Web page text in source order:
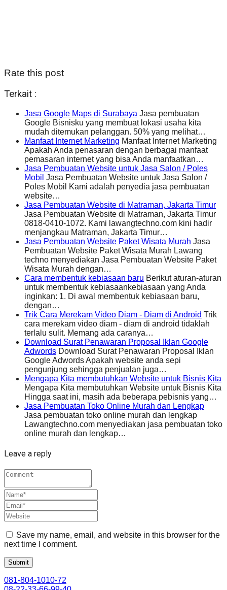
Rate this post
Terkait :
Jasa Google Maps di Surabaya Jasa pembuatan
Google Bisnisku yang membuat lokasi usaha kita
mudah ditemukan pelanggan. 50% yang melihat…
Manfaat Internet Marketing Manfaat Internet Marketing
Apakah Anda penasaran dengan berbagai manfaat
pemasaran internet yang bisa Anda manfaatkan…
Jasa Pembuatan Website untuk Jasa Salon / Poles
Mobil Jasa Pembuatan Website untuk Jasa Salon /
Poles Mobil Kami adalah penyedia jasa pembuatan
website…
Jasa Pembuatan Website di Matraman, Jakarta Timur
Jasa Pembuatan Website di Matraman, Jakarta Timur
0818-0410-1072. Kami lawangtechno.com kini hadir
menjangkau Matraman, Jakarta Timur…
Jasa Pembuatan Website Paket Wisata Murah Jasa
Pembuatan Website Paket Wisata Murah Lawang
techno menyediakan Jasa Pembuatan Website Paket
Wisata Murah dengan…
Cara membentuk kebiasaan baru Berikut aturan-aturan
untuk membentuk kebiasaankebiasaan yang Anda
inginkan: 1. Di awal membentuk kebiasaan baru,
dengan…
Trik Cara Merekam Video Diam - Diam di Android Trik
cara merekam video diam - diam di android tidaklah
terlalu sulit. Memang ada caranya…
Download Surat Penawaran Proposal Iklan Google
Adwords Download Surat Penawaran Proposal Iklan
Google Adwords Apakah website anda sepi
pengunjung sehingga penjualan juga…
Mengapa Kita membutuhkan Website untuk Bisnis Kita
Mengapa Kita membutuhkan Website untuk Bisnis Kita
Hingga saat ini, masih ada beberapa pebisnis yang…
Jasa Pembuatan Toko Online Murah dan Lengkap
Jasa pembuatan toko online murah dan lengkap
Lawangtechno.com menyediakan jasa pembuatan toko
online murah dan lengkap…
Leave a reply
Save my name, email, and website in this browser for the
next time I comment.
081-804-1010-72